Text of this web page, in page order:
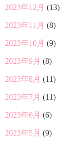
2023年12月 (13)
2023年11月 (8)
2023年10月 (9)
2023年9月 (8)
2023年8月 (11)
2023年7月 (11)
2023年6月 (6)
2023年5月 (9)